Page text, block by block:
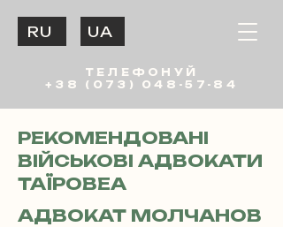
ТЕЛЕФОНУЙ
+38 (073) 048-57-84
UA
RU
РЕКОМЕНДОВАНІ
ВІЙСЬКОВІ АДВОКАТИ
ТАЇРОВЕА
АДВОКАТ МОЛЧАНОВ